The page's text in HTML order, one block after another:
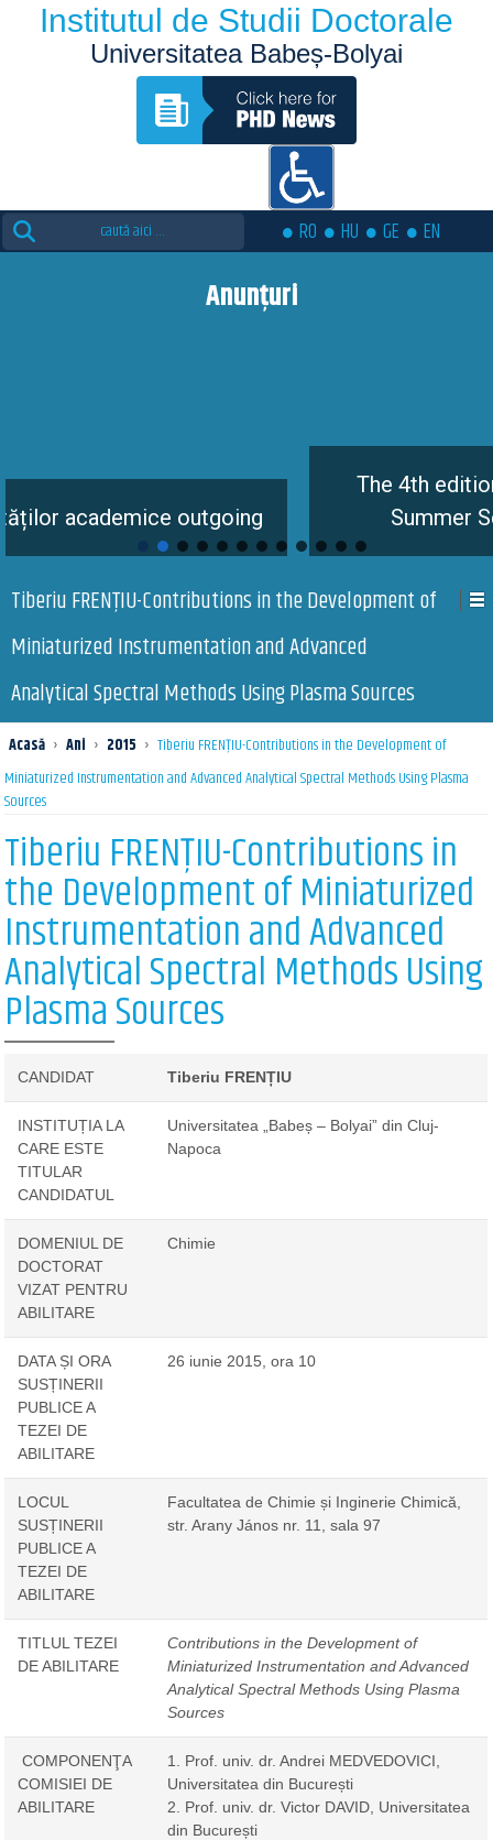
Institutul de Studii Doctorale
Universitatea Babeș-Bolyai
Search
for:
RO HU GE EN
Anunțuri
outgoing
The 4th edition of the
Summer School is
Tiberiu FRENȚIU-Contributions in the Development of
Miniaturized Instrumentation and Advanced
Analytical Spectral Methods Using Plasma Sources
Acasă › Ani › 2015 › Tiberiu FRENȚIU-Contributions in the Development of
Miniaturized Instrumentation and Advanced Analytical Spectral Methods Using Plasma
Sources
Tiberiu FRENȚIU-Contributions in
the Development of Miniaturized
Instrumentation and Advanced
Analytical Spectral Methods Using
Plasma Sources
CANDIDAT Tiberiu FRENȚIU
INSTITUȚIA LA
CARE ESTE
TITULAR
CANDIDATUL
Universitatea „Babeș – Bolyai” din Cluj-
Napoca
DOMENIUL DE
DOCTORAT
VIZAT PENTRU
ABILITARE
Chimie
DATA ȘI ORA
SUSȚINERII
PUBLICE A
TEZEI DE
ABILITARE
26 iunie 2015, ora 10
LOCUL
SUSȚINERII
PUBLICE A
TEZEI DE
ABILITARE
Facultatea de Chimie și Inginerie Chimică,
str. Arany János nr. 11, sala 97
TITLUL TEZEI
DE ABILITARE
Contributions in the Development of
Miniaturized Instrumentation and Advanced
Analytical Spectral Methods Using Plasma
Sources
COMPONENŢA
COMISIEI DE
ABILITARE
1. Prof. univ. dr. Andrei MEDVEDOVICI,
Universitatea din București
2. Prof. univ. dr. Victor DAVID, Universitatea
din București